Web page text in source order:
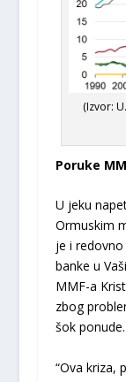
(Izvor:
Poruke
U jeku
Ormuskim
je i
banke u
MMF-a
zbog
šok ponude.
“Ova kriza,